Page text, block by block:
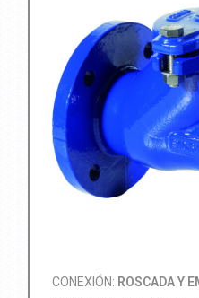
CONEXIÓN: ROSCADA Y